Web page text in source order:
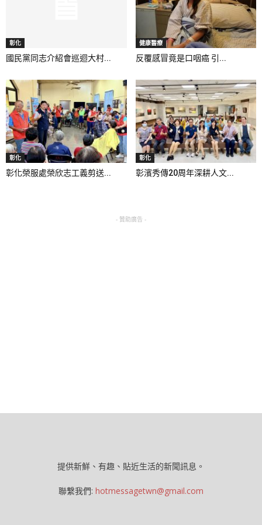
彰化
國民黨同志介紹會巡迴大村...
健康醫療
反覆感冒竟是口咽癌 引...
彰化
彰化榮服處榮欣志工義剪送...
彰化
彰濱秀傳20周年深耕人文...
- 贊助廣告 -
提供新鮮、有趣、貼近生活的新聞訊息。
聯繫我們: hotmessagetwn@gmail.com